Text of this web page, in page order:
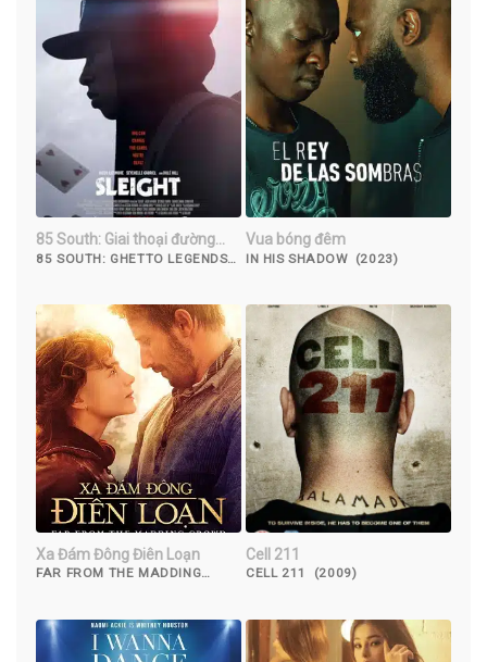
85 South: Giai thoại đường
phố
85 SOUTH: GHETTO LEGENDS
Vua bóng đêm
IN HIS SHADOW (2023)
Xa Đám Đông Điên Loạn
FAR FROM THE MADDING
Cell 211
CELL 211 (2009)